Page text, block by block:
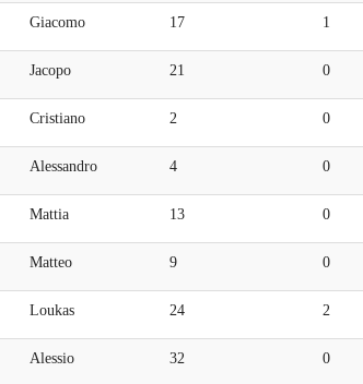
Giacomo 17 1
Jacopo 21 0
Cristiano 2 0
Alessandro 4 0
Mattia 13 0
Matteo 9 0
Loukas 24 2
Alessio 32 0